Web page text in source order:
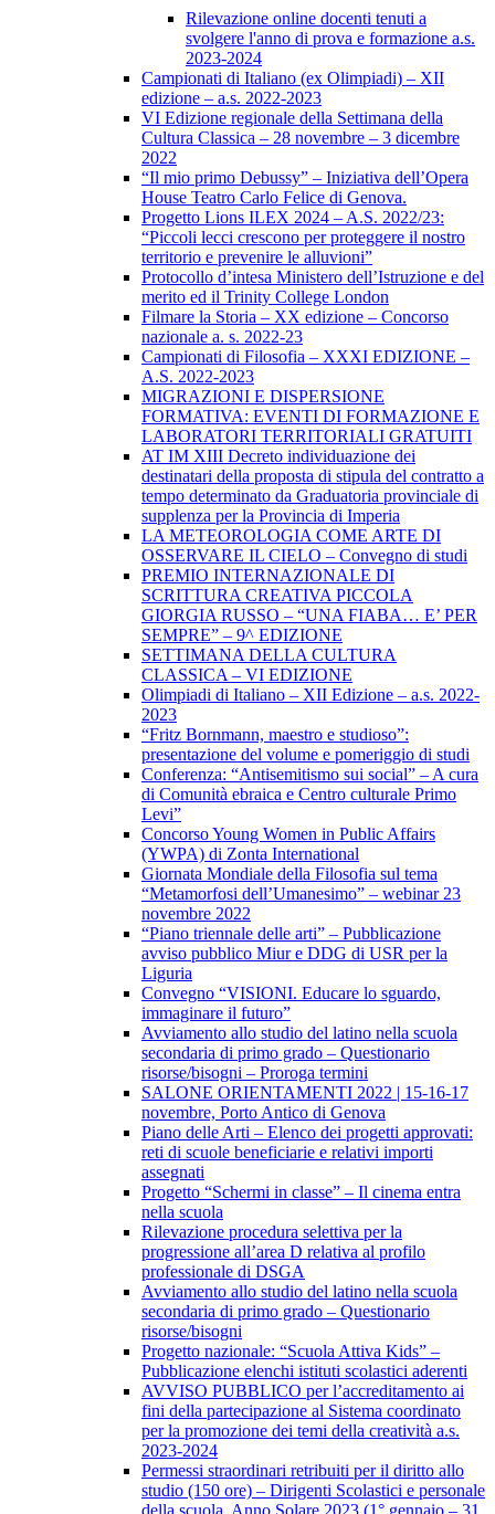
Rilevazione online docenti tenuti a
svolgere l'anno di prova e formazione a.s.
2023-2024
Campionati di Italiano (ex Olimpiadi) – XII
edizione – a.s. 2022-2023
VI Edizione regionale della Settimana della
Cultura Classica – 28 novembre – 3 dicembre
2022
“Il mio primo Debussy” – Iniziativa dell’Opera
House Teatro Carlo Felice di Genova.
Progetto Lions ILEX 2024 – A.S. 2022/23:
“Piccoli lecci crescono per proteggere il nostro
territorio e prevenire le alluvioni”
Protocollo d’intesa Ministero dell’Istruzione e del
merito ed il Trinity College London
Filmare la Storia – XX edizione – Concorso
nazionale a. s. 2022-23
Campionati di Filosofia – XXXI EDIZIONE –
A.S. 2022-2023
MIGRAZIONI E DISPERSIONE
FORMATIVA: EVENTI DI FORMAZIONE E
LABORATORI TERRITORIALI GRATUITI
AT IM XIII Decreto individuazione dei
destinatari della proposta di stipula del contratto a
tempo determinato da Graduatoria provinciale di
supplenza per la Provincia di Imperia
LA METEOROLOGIA COME ARTE DI
OSSERVARE IL CIELO – Convegno di studi
PREMIO INTERNAZIONALE DI
SCRITTURA CREATIVA PICCOLA
GIORGIA RUSSO – “UNA FIABA… E’ PER
SEMPRE” – 9^ EDIZIONE
SETTIMANA DELLA CULTURA
CLASSICA – VI EDIZIONE
Olimpiadi di Italiano – XII Edizione – a.s. 2022-
2023
“Fritz Bornmann, maestro e studioso”:
presentazione del volume e pomeriggio di studi
Conferenza: “Antisemitismo sui social” – A cura
di Comunità ebraica e Centro culturale Primo
Levi”
Concorso Young Women in Public Affairs
(YWPA) di Zonta International
Giornata Mondiale della Filosofia sul tema
“Metamorfosi dell’Umanesimo” – webinar 23
novembre 2022
“Piano triennale delle arti” – Pubblicazione
avviso pubblico Miur e DDG di USR per la
Liguria
Convegno “VISIONI. Educare lo sguardo,
immaginare il futuro”
Avviamento allo studio del latino nella scuola
secondaria di primo grado – Questionario
risorse/bisogni – Proroga termini
SALONE ORIENTAMENTI 2022 | 15-16-17
novembre, Porto Antico di Genova
Piano delle Arti – Elenco dei progetti approvati:
reti di scuole beneficiarie e relativi importi
assegnati
Progetto “Schermi in classe” – Il cinema entra
nella scuola
Rilevazione procedura selettiva per la
progressione all’area D relativa al profilo
professionale di DSGA
Avviamento allo studio del latino nella scuola
secondaria di primo grado – Questionario
risorse/bisogni
Progetto nazionale: “Scuola Attiva Kids” –
Pubblicazione elenchi istituti scolastici aderenti
AVVISO PUBBLICO per l’accreditamento ai
fini della partecipazione al Sistema coordinato
per la promozione dei temi della creatività a.s.
2023-2024
Permessi straordinari retribuiti per il diritto allo
studio (150 ore) – Dirigenti Scolastici e personale